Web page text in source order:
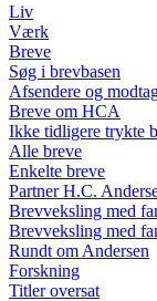
Liv
Værk
Breve
Søg i brevbasen
Afsendere og
Breve om HCA
Ikke tidligere trykte
Alle breve
Enkelte breve
Partner H.C.
Brevveksling med
Brevveksling med
Rundt om Andersen
Forskning
Titler oversat